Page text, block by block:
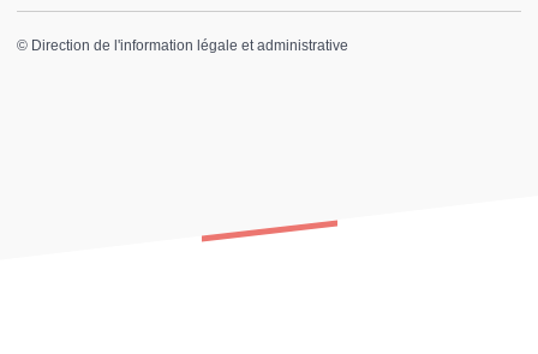
© Direction de l'information légale et administrative